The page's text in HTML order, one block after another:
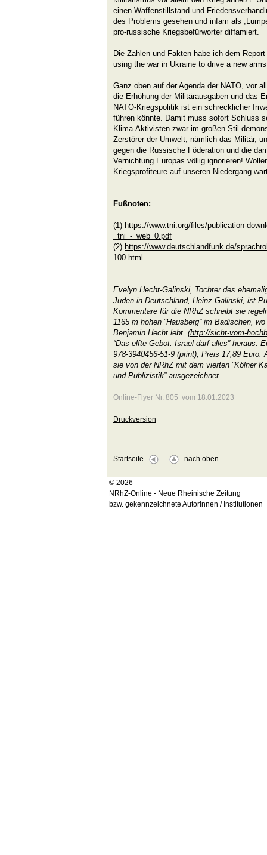
einen Waffenstillstand und
des Problems gesehen und infam als
pro-russische Kriegsbefürworter diffamiert.
Die Zahlen und Fakten habe ich dem
using the war in Ukraine to drive a new
Ganz oben auf der Agenda der NATO, vor
die Erhöhung der Militärausgaben und das
NATO-Kriegspolitik ist ein schrecklicher
führen könnte. Damit muss sofort Schluss
Klima-Aktivisten zwar im großen Stil
Zerstörer der Umwelt, nämlich das Militär,
gegen die Russische Föderation und die
Vernichtung Europas völlig ignorieren!
Kriegsprofiteure auf unseren Niedergang
Fußnoten:
(1) https://www.tni.org/files/publication-
_tni_-_web_0.pdf
(2) https://www.deutschlandfunk.de/
100.html
Evelyn Hecht-Galinski, Tochter des
Juden in Deutschland, Heinz Galinski, ist
Kommentare für die NRhZ schreibt sie
1165 m hohen “Hausberg” im Badischen,
Benjamin Hecht lebt. (http://sicht-vom-
“Das elfte Gebot: Israel darf alles” heraus.
978-3940456-51-9 (print), Preis 17,89 Euro.
sie von der NRhZ mit dem vierten “Kölner
und Publizistik” ausgezeichnet.
Online-Flyer Nr. 805 vom 18.01.2023
Druckversion
Startseite nach oben
© 2026
NRhZ-Online - Neue Rheinische Zeitung
bzw. gekennzeichnete AutorInnen / Institutionen